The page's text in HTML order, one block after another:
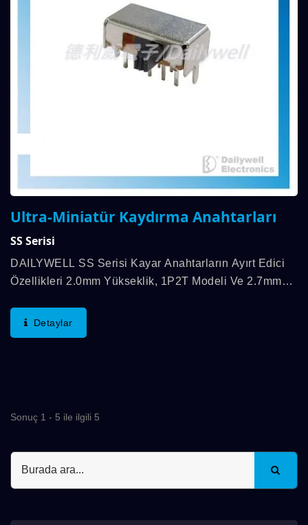
Ultra-Miniatür Kaydırma Anahtarları
SS Serisi
DAILYWELL SS Serisi Kayar Anahtarların Ayırt Edici
Özellikleri 2.0mm Yükseklik, 1P2T Modeli Ve 2.7mm
Arasındadır. DAILYWELL Kayar Anahtarlar...
Detaylar
Sonuç 1 - 5 ile ilgili 5